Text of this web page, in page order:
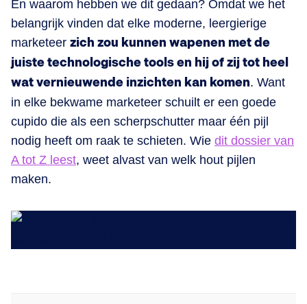
En waarom hebben we dit gedaan? Omdat we het
belangrijk vinden dat elke moderne, leergierige
marketeer zich zou kunnen wapenen met de
juiste technologische tools en hij of zij tot heel
wat vernieuwende inzichten kan komen. Want
in elke bekwame marketeer schuilt er een goede
cupido die als een scherpschutter maar één pijl
nodig heeft om raak te schieten. Wie dit dossier van
A tot Z leest, weet alvast van welk hout pijlen
maken.